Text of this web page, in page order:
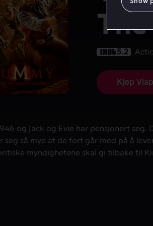
5.2
Kjøp
og Jack og Evie har pensjonert
og Jack og Evie har pensjonert seg.
seg så mye at de fort går med på å
myndighetene skal gi tilbake til